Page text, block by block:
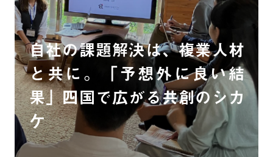
自社の課題解決は、複業人材
と共に。「予想外に良い結
果」四国で広がる共創のシカ
ケ